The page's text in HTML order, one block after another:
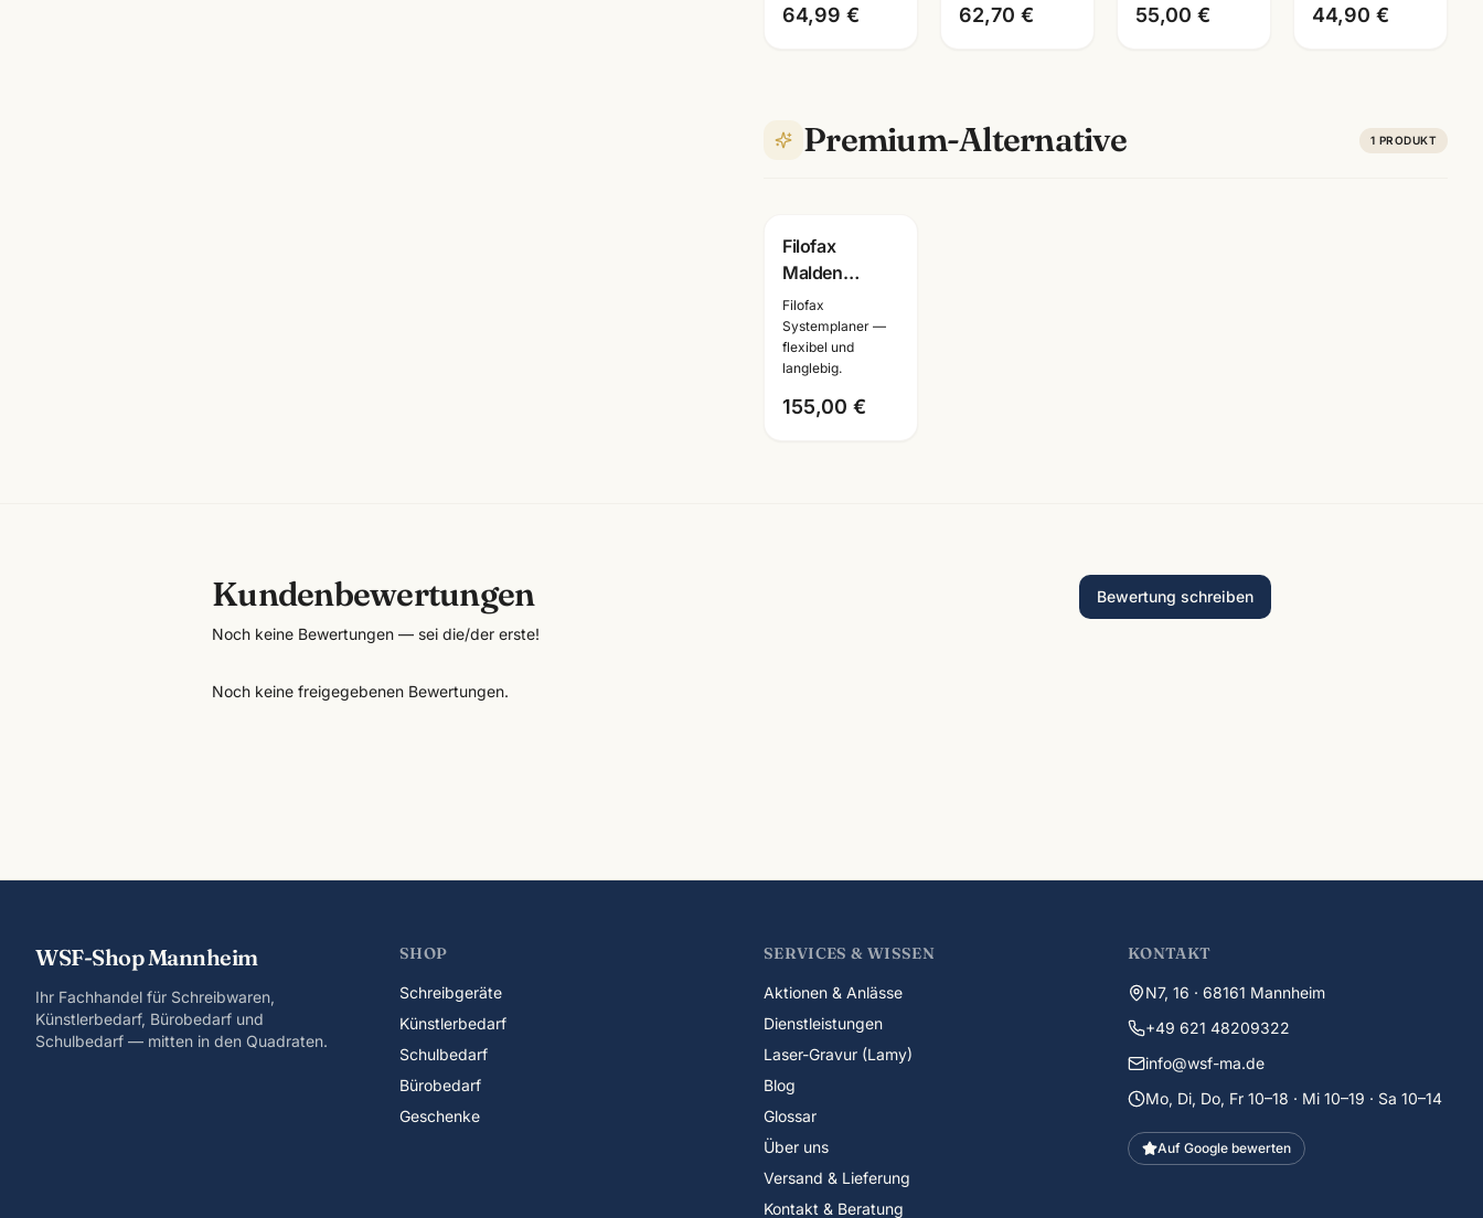
64,99 € 62,70 € 55,00 € 44,90 €
Premium-Alternative 1 PRODUKT
Filofax
Malden
Personal
Compact Zip
Organiser ·
Terminplaner
Leder ·
Filofax
Systemplaner —
flexibel und
langlebig.
155,00 €
Kundenbewertungen
Noch keine Bewertungen — sei die/der erste!
Bewertung schreiben
Noch keine freigegebenen Bewertungen.
WSF-Shop Mannheim
Ihr Fachhandel für Schreibwaren,
Künstlerbedarf, Bürobedarf und
Schulbedarf — mitten in den Quadraten.
SHOP
Schreibgeräte
Künstlerbedarf
Schulbedarf
Bürobedarf
Geschenke
SERVICES & WISSEN
Aktionen & Anlässe
Dienstleistungen
Laser-Gravur (Lamy)
Blog
Glossar
Über uns
Versand & Lieferung
Kontakt & Beratung
KONTAKT
N7, 16 · 68161 Mannheim
+49 621 48209322
info@wsf-ma.de
Mo, Di, Do, Fr 10–18 · Mi 10–19 · Sa 10–14
Auf Google bewerten